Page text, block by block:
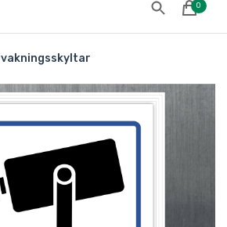
0
Till kassan